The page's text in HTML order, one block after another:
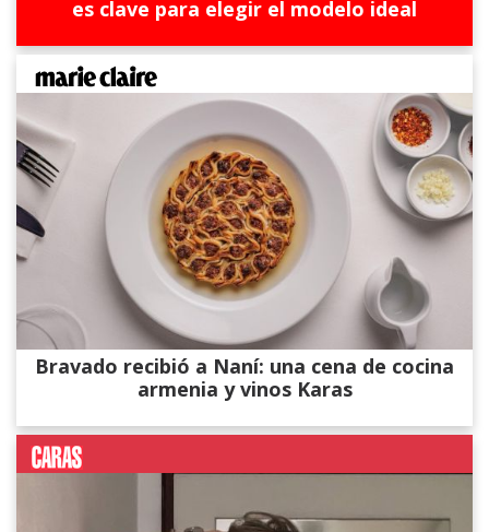
es clave para elegir el modelo ideal
Bravado recibió a Naní: una cena de cocina
armenia y vinos Karas